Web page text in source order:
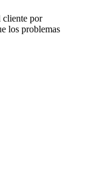
por
los problemas